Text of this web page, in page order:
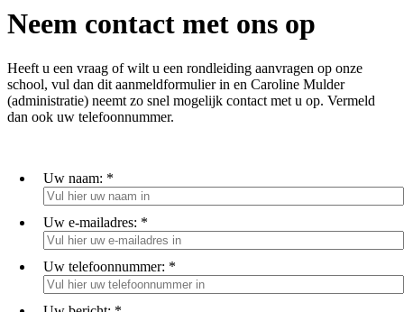
Neem contact met ons op
Heeft u een vraag of wilt u een rondleiding aanvragen op onze
school, vul dan dit aanmeldformulier in en Caroline Mulder
(administratie) neemt zo snel mogelijk contact met u op. Vermeld
dan ook uw telefoonnummer.
Uw naam: *
Uw e-mailadres: *
Uw telefoonnummer: *